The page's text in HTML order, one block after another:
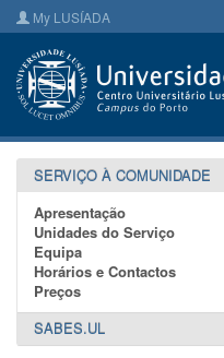
My LUSÍADA
SERVIÇO À COMUNIDADE
Apresentação
Unidades do Serviço
Equipa
Horários e Contactos
Preços
SABES.UL